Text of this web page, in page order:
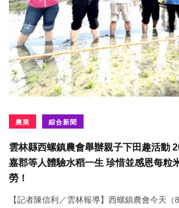
農業 綜合新聞
雲林縣西螺鎮農會舉辦親子下田趣活動
嘉郡等人體驗水稻一生 珍惜並感恩每粒
勞！
【記者陳信利／雲林報導】西螺鎮農會今天